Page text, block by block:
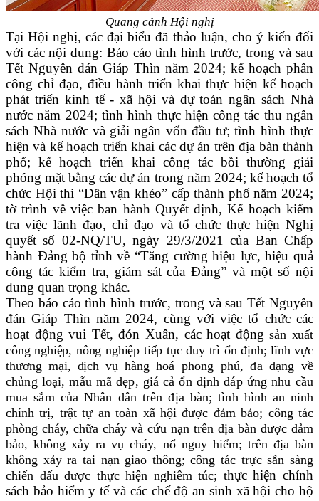
Quang cảnh Hội nghị
Tại Hội nghị, các đại biểu đã thảo luận, cho ý kiến đối
với các nội dung: Báo cáo tình hình trước, trong và sau
Tết Nguyên đán Giáp Thìn năm 2024; kế hoạch phân
công chỉ đạo, điều hành triển khai thực hiện kế hoạch
phát triển kinh tế - xã hội và dự toán ngân sách Nhà
nước năm 2024; tình hình thực hiện công tác thu ngân
sách Nhà nước và giải ngân vốn đầu tư; tình hình thực
hiện và kế hoạch triển khai các dự án trên địa bàn thành
phố; kế hoạch triển khai công tác bồi thường giải
phóng mặt bằng các dự án trong năm 2024; kế hoạch tổ
chức Hội thi “Dân vận khéo” cấp thành phố năm 2024;
tờ trình về việc ban hành Quyết định, Kế hoạch kiểm
tra việc lãnh đạo, chỉ đạo và tổ chức thực hiện Nghị
quyết số 02-NQ/TU, ngày 29/3/2021 của Ban Chấp
hành Đảng bộ tỉnh về “Tăng cường hiệu lực, hiệu quả
công tác kiểm tra, giám sát của Đảng” và một số nội
dung quan trọng khác.
Theo báo cáo tình hình trước, trong và sau Tết Nguyên
đán Giáp Thìn năm 2024, cùng với việc tổ chức các
hoạt động vui Tết, đón Xuân, các hoạt độngsản xuất
công nghiệp, nông nghiệp tiếp tục duy trì ổn định; lĩnh vực
thương mại, dịch vụ hàng hoá phong phú, đa dạng về
chủng loại, mẫu mã đẹp, giá cả ổn định đáp ứng nhu cầu
mua sắm của Nhân dân trên địa bàn; tình hìnhan ninh
chính trị, trật tự an toàn xã hội được đảm bảo; công tác
phòng cháy, chữa cháy và cứu nạn trên địa bàn được đảm
bảo, không xảy ra vụ cháy, nổ nguy hiểm; trên địa bàn
không xảy ra tai nạn giao thông; công tác trực sẵn sàng
chiến đấu được thực hiện nghiêm túc; thực hiện chính
sách bảo hiểm y tế và các chế độ an sinh xã hội cho hộ